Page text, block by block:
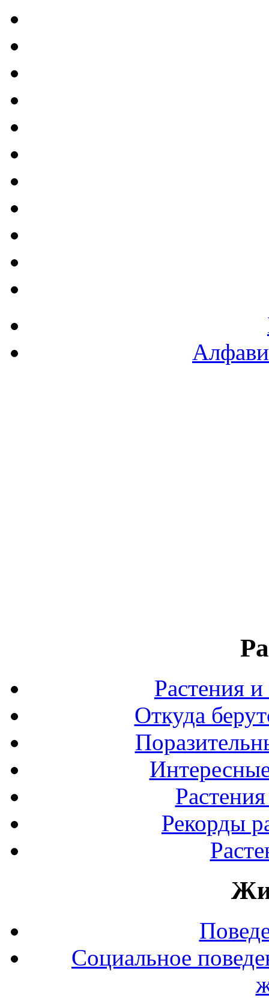
Растения
Откуда
Рекорды
Социальное